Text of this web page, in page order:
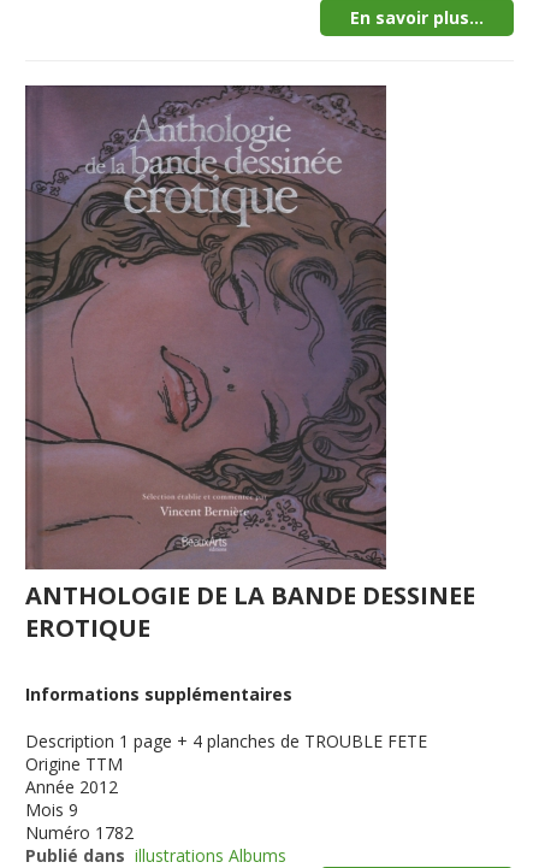
En savoir plus...
ANTHOLOGIE DE LA BANDE DESSINEE
EROTIQUE
Informations supplémentaires
Description 1 page + 4 planches de TROUBLE FETE
Origine TTM
Année 2012
Mois 9
Numéro 1782
Publié dans illustrations Albums